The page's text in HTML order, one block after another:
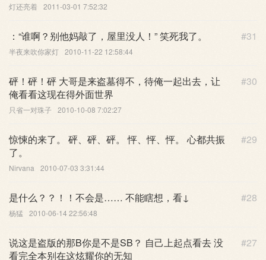
灯还亮着 2011-03-01 7:52:32
#31
：“谁啊？别他妈敲了，屋里没人！” 笑死我了。
半夜来吹你家灯 2010-11-22 12:58:44
#30
砰！砰！砰 大哥是来盗墓得不，待俺一起出去，让
俺看看这现在得外面世界
只省一对珠子 2010-10-08 7:02:27
#29
惊悚的来了。 砰、砰、砰。 怦、怦、怦。 心都共振
了。
Nirvana 2010-07-03 3:31:44
#28
是什么？？！！不会是…… 不能瞎想，看↓
杨猛 2010-06-14 22:56:48
#27
说这是盗版的那B你是不是SB？ 自己上起点看去 没
看完全本别在这炫耀你的无知